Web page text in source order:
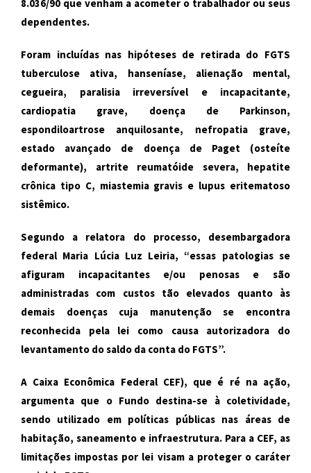
8.036/90 que venham a acometer o trabalhador ou seus
dependentes.
Foram incluídas nas hipóteses de retirada do FGTS
tuberculose ativa, hanseníase, alienação mental,
cegueira, paralisia irreversível e incapacitante,
cardiopatia grave, doença de Parkinson,
espondiloartrose anquilosante, nefropatia grave,
estado avançado de doença de Paget (osteíte
deformante), artrite reumatóide severa, hepatite
crônica tipo C, miastemia gravis e lupus eritematoso
sistêmico.
Segundo a relatora do processo, desembargadora
federal Maria Lúcia Luz Leiria, “essas patologias se
afiguram incapacitantes e/ou penosas e são
administradas com custos tão elevados quanto às
demais doenças cuja manutenção se encontra
reconhecida pela lei como causa autorizadora do
levantamento do saldo da conta do FGTS”.
A Caixa Econômica Federal CEF), que é ré na ação,
argumenta que o Fundo destina-se à coletividade,
sendo utilizado em políticas públicas nas áreas de
habitação, saneamento e infraestrutura. Para a CEF, as
limitações impostas por lei visam a proteger o caráter